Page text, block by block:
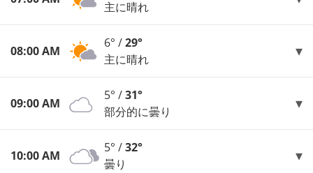
主に晴れ
08:00 AM
6° /29°
主に晴れ
09:00 AM
5° /31°
部分的に曇り
10:00 AM
5° /32°
曇り